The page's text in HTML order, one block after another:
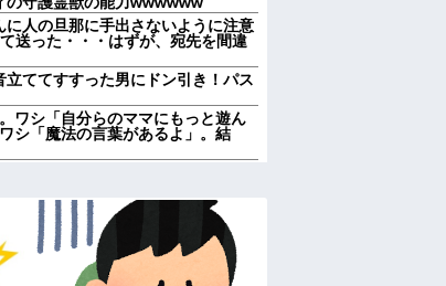
人の旦那に手出さないように注意
送った・・・はずが、宛先を間違
立ててすすった男にドン引き！パス
ワシ「自分らのママにもっと遊ん
シ「魔法の言葉があるよ」。結
開」って結局なんだと思う？
半ばくらいの独身女性に狙われか